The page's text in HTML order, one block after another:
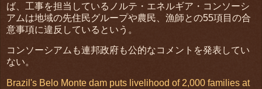
ば、工事を担当しているノルテ・エネルギア・コンソーシ
アムは地域の先住民グループや農民、漁師との55項目の合
意事項に違反しているという。
コンソーシアムも連邦政府も公的なコメントを発表してい
ない。
Brazil's Belo Monte dam puts livelihood of 2,000 families at